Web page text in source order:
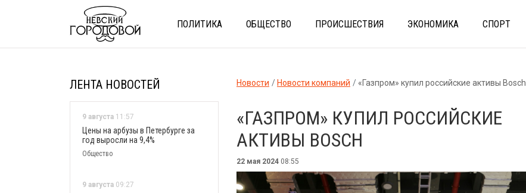
ПОЛИТИКА ОБЩЕСТВО ПРОИСШЕСТВИЯ ЭКОНОМИКА СПОРТ
Новости Новости компаний «Газпром» купил российские активы Bosch
«ГАЗПРОМ» КУПИЛ РОССИЙСКИЕ
АКТИВЫ BOSCH
22 мая 2024 08:55
ЛЕНТА НОВОСТЕЙ
9 августа 11:57
Цены на арбузы в Петербурге за
год выросли на 9,4%
Общество
9 августа 09:27